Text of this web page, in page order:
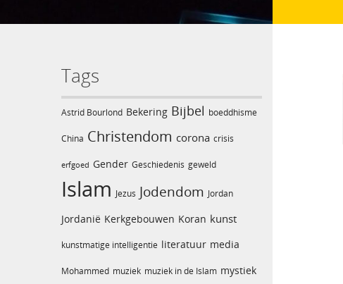
Tags
Astrid Bourlond Bekering Bijbel boeddhisme
China Christendom corona crisis
erfgoed Gender Geschiedenis geweld
Islam Jezus Jodendom Jordan
Jordanië Kerkgebouwen Koran kunst
kunstmatige intelligentie literatuur media
Mohammed muziek muziek in de Islam mystiek